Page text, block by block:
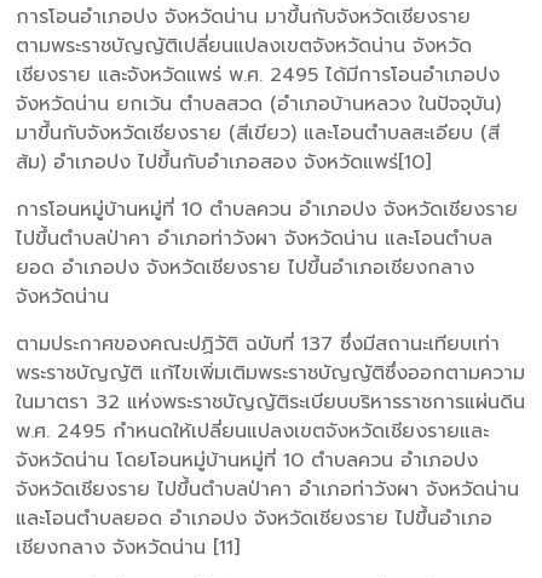
การโอนอำเภอปง จังหวัดน่าน มาขึ้นกับจังหวัดเชียงราย
ตามพระราชบัญญัติเปลี่ยนแปลงเขตจังหวัดน่าน จังหวัด
เชียงราย และจังหวัดแพร่ พ.ศ. 2495 ได้มีการโอนอำเภอปง
จังหวัดน่าน ยกเว้น ตำบลสวด (อำเภอบ้านหลวง ในปัจจุบัน)
มาขึ้นกับจังหวัดเชียงราย (สีเขียว) และโอนตำบลสะเอียบ (สี
ส้ม) อำเภอปง ไปขึ้นกับอำเภอสอง จังหวัดแพร่[10]
การโอนหมู่บ้านหมู่ที่ 10 ตำบลควน อำเภอปง จังหวัดเชียงราย
ไปขึ้นตำบลป่าคา อำเภอท่าวังผา จังหวัดน่าน และโอนตำบล
ยอด อำเภอปง จังหวัดเชียงราย ไปขึ้นอำเภอเชียงกลาง
จังหวัดน่าน
ตามประกาศของคณะปฏิวัติ ฉบับที่ 137 ซึ่งมีสถานะเทียบเท่า
พระราชบัญญัติ แก้ไขเพิ่มเติมพระราชบัญญัติซึ่งออกตามความ
ในมาตรา 32 แห่งพระราชบัญญัติระเบียบบริหารราชการแผ่นดิน
พ.ศ. 2495 กำหนดให้เปลี่ยนแปลงเขตจังหวัดเชียงรายและ
จังหวัดน่าน โดยโอนหมู่บ้านหมู่ที่ 10 ตำบลควน อำเภอปง
จังหวัดเชียงราย ไปขึ้นตำบลป่าคา อำเภอท่าวังผา จังหวัดน่าน
และโอนตำบลยอด อำเภอปง จังหวัดเชียงราย ไปขึ้นอำเภอ
เชียงกลาง จังหวัดน่าน [11]